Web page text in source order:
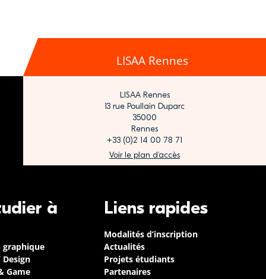
LISAA Rennes
LISAA Rennes
13 rue Poullain Duparc
35000
Rennes
+33 (0)2 14 00 78 71
Voir le plan d’accès
à
graphique
Design
Game
Liens rapides
Modalités d’inscription
Actualités
Projets étudiants
Partenaires